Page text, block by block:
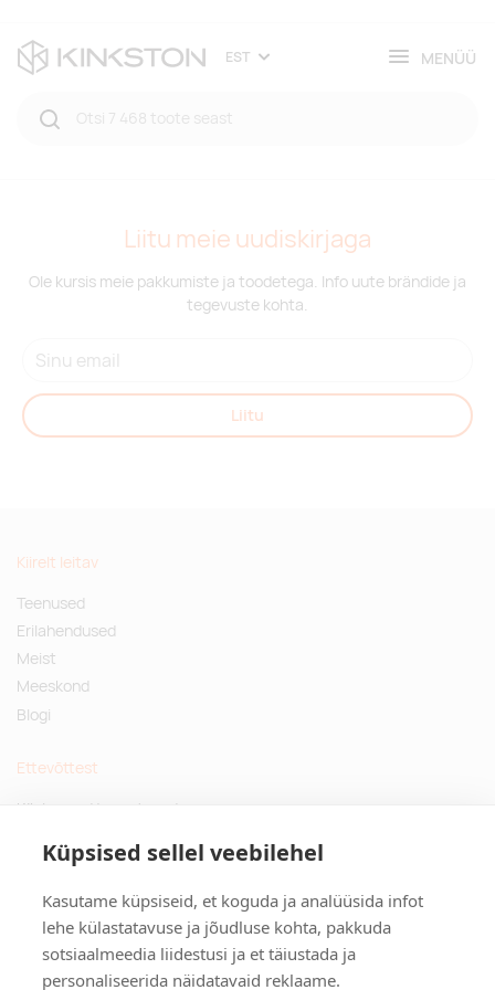
Küpsised sellel veebilehel
Kasutame küpsiseid, et koguda ja analüüsida infot
lehe külastatavuse ja jõudluse kohta, pakkuda
sotsiaalmeedia liidestusi ja et täiustada ja
personaliseerida näidatavaid reklaame.
EST MENÜÜ
Liitu meie uudiskirjaga
Ole kursis meie pakkumiste ja toodetega. Info uute brändide ja
tegevuste kohta.
Liitu
Kiirelt leitav
Teenused
Erilahendused
Meist
Meeskond
Blogi
Ettevõttest
Küsimused ja vastused
Privaatsuspoliitika
Kontakt
Tulika põik 3, Tallinn
info@kinkston.ee